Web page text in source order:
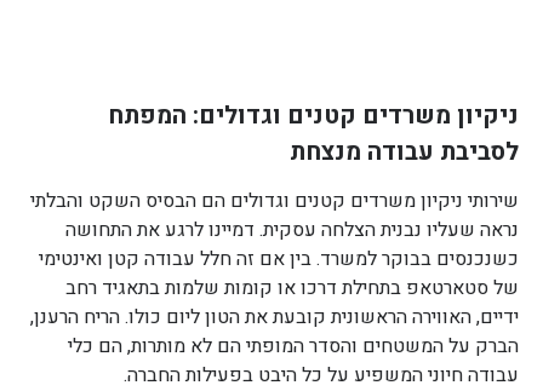
ניקיון משרדים קטנים וגדולים: המפתח
לסביבת עבודה מנצחת
שירותי ניקיון משרדים קטנים וגדולים הם הבסיס השקט והבלתי
נראה שעליו נבנית הצלחה עסקית. דמיינו לרגע את התחושה
כשנכנסים בבוקר למשרד. בין אם זה חלל עבודה קטן ואינטימי
של סטארטאפ בתחילת דרכו או קומות שלמות בתאגיד רחב
ידיים, האווירה הראשונית קובעת את הטון ליום כולו. הריח הרענן,
הברק על המשטחים והסדר המופתי הם לא מותרות, הם כלי
עבודה חיוני המשפיע על כל היבט בפעילות החברה.